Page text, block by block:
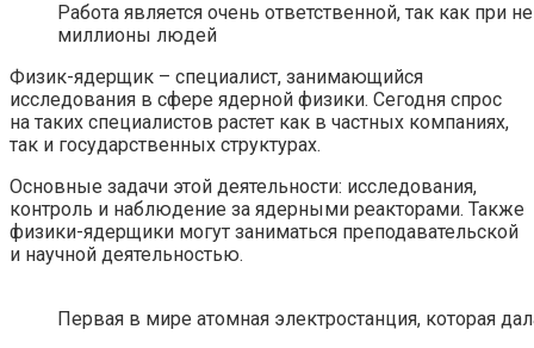
Работа является очень ответственной, так как при
миллионы людей
Физик-ядерщик – специалист, занимающийся
исследования в сфере ядерной физики. Сегодня спрос
на таких специалистов растет как в частных компаниях,
так и государственных структурах.
Основные задачи этой деятельности: исследования,
контроль и наблюдение за ядерными реакторами. Также
физики-ядерщики могут заниматься преподавательской
и научной деятельностью.
Первая в мире атомная электростанция, которая